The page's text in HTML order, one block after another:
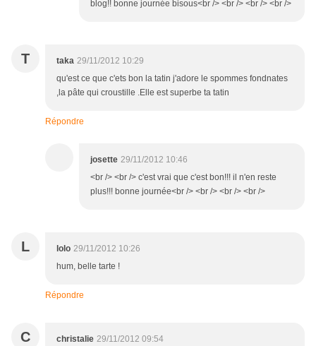
blog!! bonne journée bisous<br /> <br /> <br /> <br />
T taka 29/11/2012 10:29
qu'est ce que c'ets bon la tatin j'adore le spommes fondnates
,la pâte qui croustille .Elle est superbe ta tatin
Répondre
josette 29/11/2012 10:46
<br /> <br /> c'est vrai que c'est bon!!! il n'en reste
plus!!! bonne journée<br /> <br /> <br /> <br />
L lolo 29/11/2012 10:26
hum, belle tarte !
Répondre
C christalie 29/11/2012 09:54